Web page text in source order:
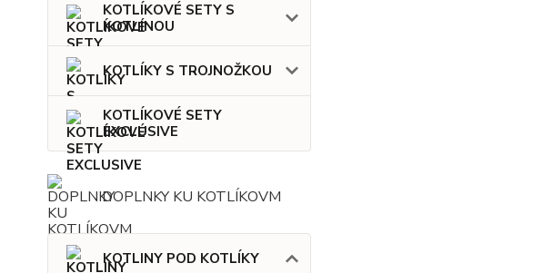
KOTLÍKOVÉ SETY S
KOTLINOU
KOTLÍKY S TROJNOŽKOU
KOTLÍKOVÉ SETY
EXCLUSIVE
DOPLNKY KU KOTLÍKOVM
KOTLINY POD KOTLÍKY